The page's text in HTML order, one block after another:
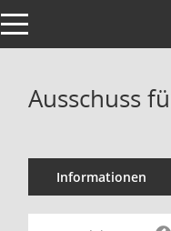
Toggle navigation
Ausschuss
Informationen